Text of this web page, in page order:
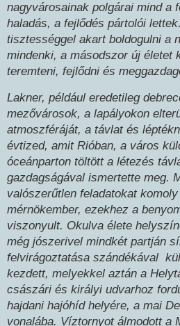
nagyvárosainak polgárai mind a
haladás, a fejlődés pártolói
tisztességgel akart boldogulni a
mindenki, a másodszor új életet
teremteni, fejlődni és
Lakner, például eredetileg
mezővárosok, a lapályokon
atmoszféráját, a távlat és
évtized, amit Rióban, a város
óceánparton töltött a létezés
gazdagságával ismertette meg.
valószerűtlen feladatokat
mérnökember, ezekhez a
viszonyult. Okulva élete
még jószerivel mindkét partján
felvirágoztatása szándékával
kezdett, melyekkel aztán a
császári és királyi udvarhoz
hajdani hajóhíd helyére, a mai
vonalába. Víztornyot álmodott a